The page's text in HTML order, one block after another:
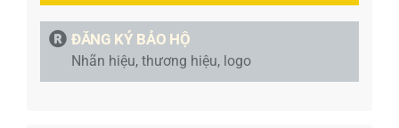
ĐĂNG KÝ BẢO HỘ
Nhãn hiệu, thương hiệu, logo